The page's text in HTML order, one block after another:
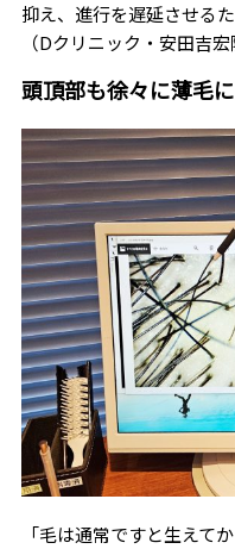
抑え、進行を遅延させる
（Dクリニック・安田吉宏
頭頂部も徐々に薄毛
「毛は通常ですと生えて